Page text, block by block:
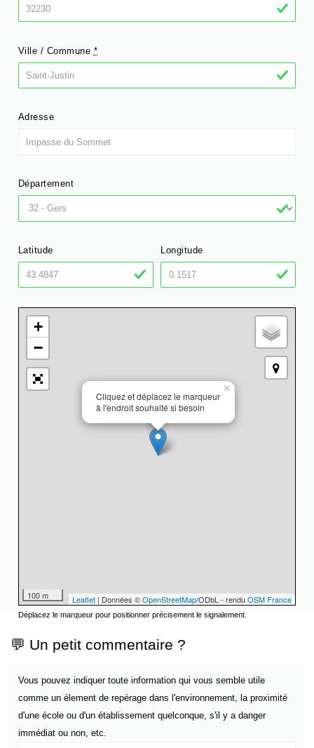
Ville / Commune *
Adresse
Département
Latitude Longitude
Cliquez et déplacez le marqueur
à l'endroit souhaité si besoin
×
+
−
100 m Leaflet | Données ©OpenStreetMap/ODbL - renduOSM France
Déplacez le marqueur pour positionner précisement le signalement.
💬 Un petit commentaire ?
Vous pouvez indiquer toute information qui vous semble utile
comme un élement de repérage dans l'environnement, la proximité
d'une école ou d'un établissement quelconque, s'il y a danger
immédiat ou non, etc.